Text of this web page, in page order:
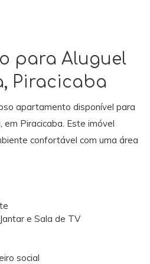
para Aluguel
Piracicaba
apartamento disponível para
em Piracicaba. Este imóvel
confortável com uma área
e Sala de TV
social